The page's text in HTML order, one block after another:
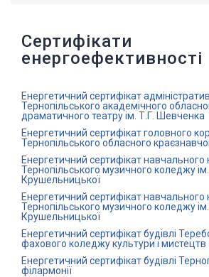
Сертифікати
енергоефективності
Енергетичний сертифікат
Тернопільського академічного
драматичного театру ім. Т.Г. Шевченка
Енергетичний сертифікат головного
Тернопільського обласного
Енергетичний сертифікат
Тернопільського музичного коледжу
Крушельницької
Енергетичний сертифікат
Тернопільського музичного коледжу
Крушельницької
Енергетичний сертифікат будівлі
фахового коледжу культури і мистецтв
Енергетичний сертифікат будівлі
філармонії